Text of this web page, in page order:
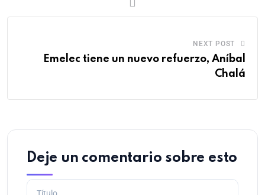
NEXT POST
Emelec tiene un nuevo refuerzo, Aníbal
Chalá
Deje un comentario sobre esto